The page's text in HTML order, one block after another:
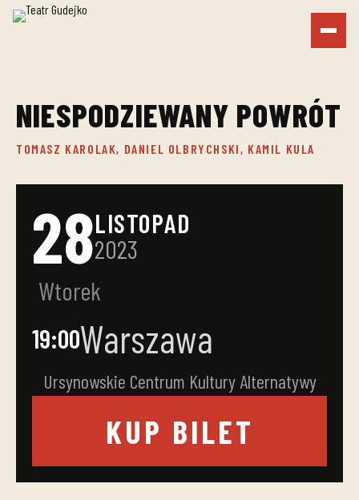
NIESPODZIEWANY POWRÓT
TOMASZ KAROLAK, DANIEL OLBRYCHSKI, KAMIL KULA
28LISTOPAD
2023
Wtorek
19:00Warszawa
Ursynowskie Centrum Kultury Alternatywy
KUP BILET